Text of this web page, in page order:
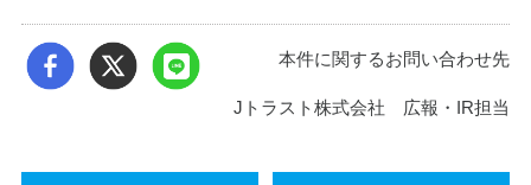
本件に関するお問い合わせ先
Jトラスト株式会社 広報・IR担当